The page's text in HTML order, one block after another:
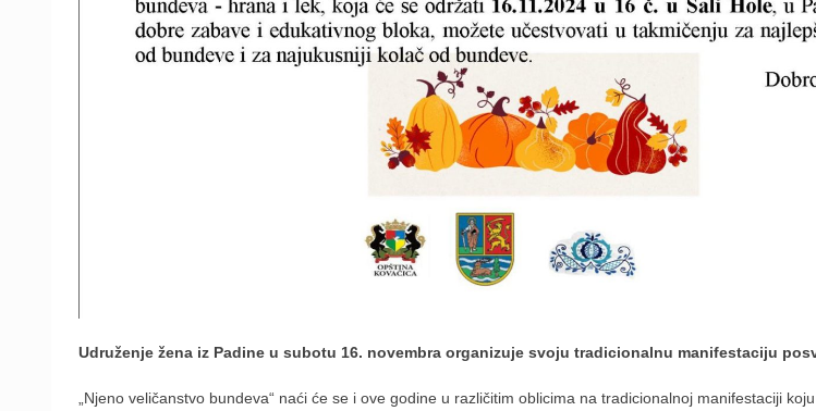
Udruženje žena iz Padine u subotu 16. novembra organizuje svoju tradicionalnu manifestaciju
„Njeno veličanstvo bundeva“ naći će se i ove godine u različitim oblicima na tradicionalnoj manifestaciji